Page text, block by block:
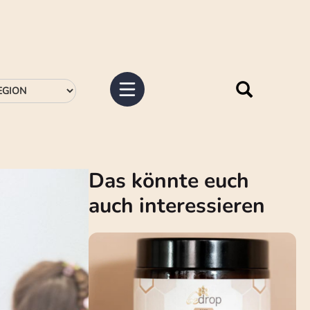
Das könnte euch
auch interessieren